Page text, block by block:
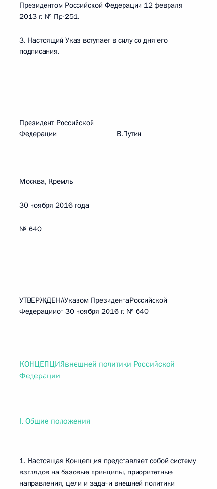
Президентом Российской Федерации 12 февраля
2013 г. № Пр-251.
3. Настоящий Указ вступает в силу со дня его
подписания.
Президент Российской
Федерации В.Путин
Москва, Кремль
30 ноября 2016 года
№ 640
УТВЕРЖДЕНАУказом ПрезидентаРоссийской
Федерацииот 30 ноября 2016 г. № 640
КОНЦЕПЦИЯвнешней политики Российской
Федерации
I. Общие положения
1. Настоящая Концепция представляет собой систему
взглядов на базовые принципы, приоритетные
направления, цели и задачи внешней политики